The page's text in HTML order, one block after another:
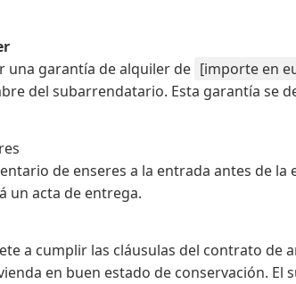
una garantía de alquiler de [importe en
del subarrendatario. Esta garantía se
de enseres a la entrada antes de la
un acta de entrega.
a cumplir las cláusulas del contrato de
en buen estado de conservación.